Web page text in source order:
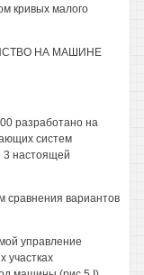
кривых малого
НА МАШИНЕ
разработано на
систем
3 настоящей
сравнения вариантов
управление
участках